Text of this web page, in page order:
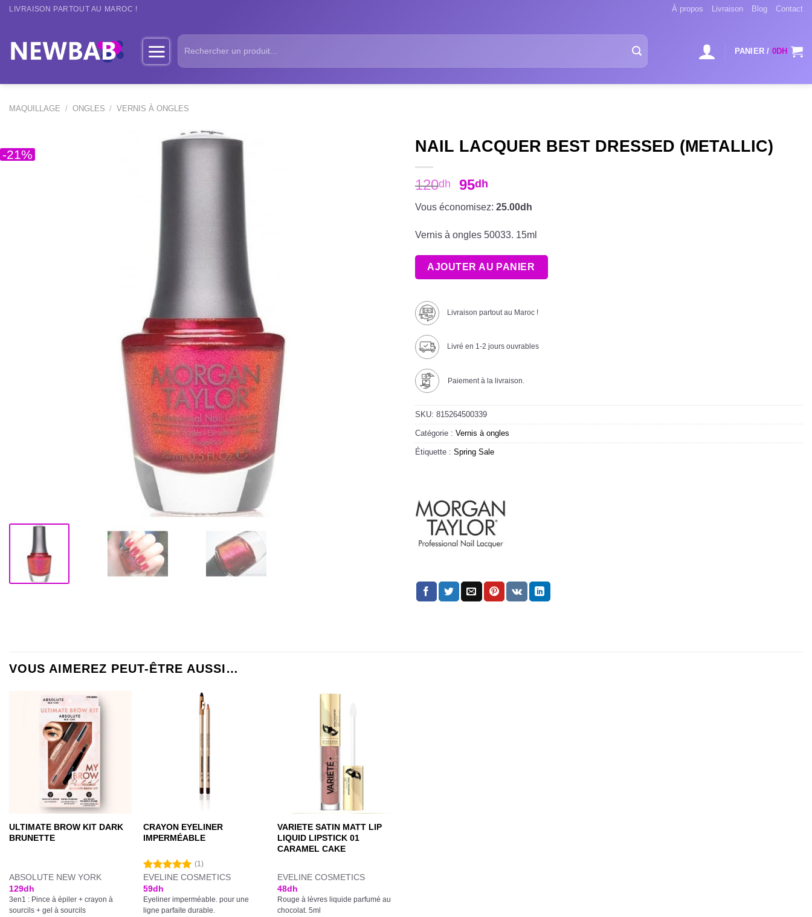
Passer
LIVRAISON PARTOUT AU MAROC ! À propos Livraison Blog Contact
Recherche
pour :
PANIER / 0DH
MAQUILLAGE / ONGLES / VERNIS À ONGLES
-21% NAIL LACQUER BEST DRESSED (METALLIC)
120dh 95dh
Vous économisez: 25.00dh
Vernis à ongles 50033. 15ml
AJOUTER AU PANIER
Livraison partout au Maroc !
Livré en 1-2 jours ouvrables
Paiement à la livraison.
SKU: 815264500339
Catégorie : Vernis à ongles
Étiquette : Spring Sale
VOUS AIMEREZ PEUT-ÊTRE AUSSI…
ULTIMATE BROW KIT DARK
BRUNETTE
ABSOLUTE NEW YORK
129dh
3en1 : Pince à épiler + crayon à
sourcils + gel à sourcils
CRAYON EYELINER
IMPERMÉABLE
Note5.00
sur 5
(1)
EVELINE COSMETICS
59dh
Eyeliner imperméable. pour une
ligne parfaite durable.
VARIETE SATIN MATT LIP
LIQUID LIPSTICK 01
CARAMEL CAKE
EVELINE COSMETICS
48dh
Rouge à lèvres liquide parfumé au
chocolat. 5ml